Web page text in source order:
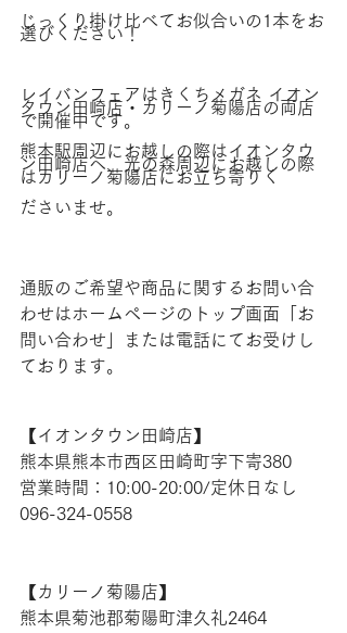
じっくり掛け比べてお似合いの1本をお
選びください！
レイバンフェアはきくちメガネ イオン
タウン田崎店・カリーノ菊陽店の両店
で開催中です。
熊本駅周辺にお越しの際はイオンタウ
ン田崎店へ、光の森周辺にお越しの際
はカリーノ菊陽店にお立ち寄りく
ださいませ。
通販のご希望や商品に関するお問い合
わせはホームページのトップ画面「お
問い合わせ」または電話にてお受けし
ております。
【​イオンタウン田崎店】
熊本県熊本市西区田崎町字下寄380
営業時間：10:00-20:00/定休日なし
096-324-0558
【​カリーノ菊陽店】
熊本県菊池郡菊陽町津久礼2464